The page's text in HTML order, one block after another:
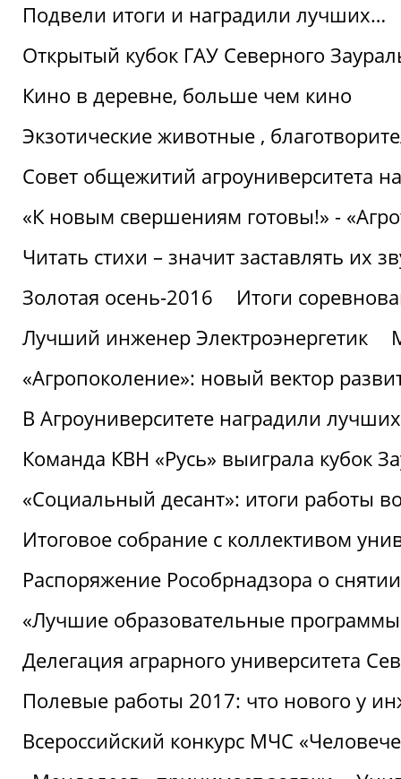
Подвели итоги и наградили лучших…
Открытый кубок ГАУ Северного
Кино в деревне, больше чем кино
Экзотические животные ,
Совет общежитий агроуниверситета
«К новым свершениям готовы!» -
Читать стихи – значит заставлять их
Золотая осень-2016
Итоги
Лучший инженер Электроэнергетик
«Агропоколение»: новый вектор
В Агроуниверситете наградили
Команда КВН «Русь» выиграла кубок
«Социальный десант»: итоги работы
Итоговое собрание с коллективом
Распоряжение Рособрнадзора о
«Лучшие образовательные
Делегация аграрного университета
Полевые работы 2017: что нового у
Всероссийский конкурс МЧС